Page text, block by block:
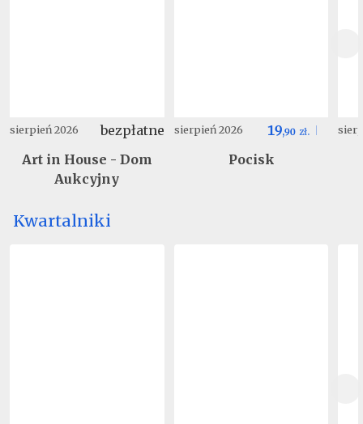
sierpień 2026
bezpłatne
Art in House - Dom
Aukcyjny
sierpień 2026 19,90 zł.
Pocisk
Kwartalniki